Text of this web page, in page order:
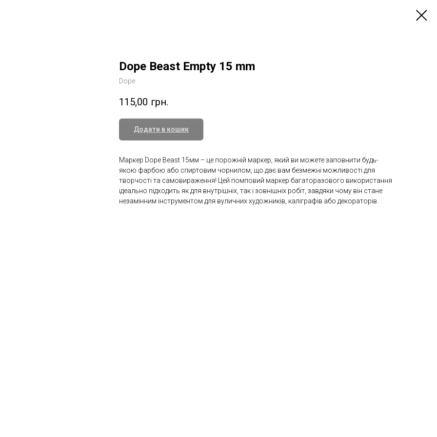
Dope Beast Empty 15 mm
Dope
115,00 грн.
Додати в кошик
Маркер Dope Beast 15мм – це порожній маркер, який ви можете заповнити будь-
якою фарбою або спиртовим чорнилом, що дає вам безмежні можливості для
творчості та самовираження! Цей помповий маркер багаторазового використання
ідеально підходить як для внутрішніх, так і зовнішніх робіт, завдяки чому він стане
незамінним інструментом для вуличних художників, каліграфів або декораторів.